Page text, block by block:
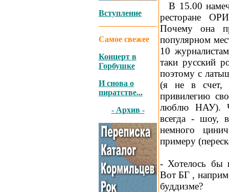
Вступление
Самое свежее
Концерт в
Горбушке
И снова о
пиратстве...
- Архив -
В 15.00
ресторане
Почему она
популярном
10
таки русский
поэтому с
(я не в счет,
привилегию
люблю НАУ).
всегда - шоу, в
немного
примеру
- Хотелось бы
Вот БГ ,
буддизме?